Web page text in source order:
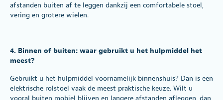
afstanden buiten af te leggen dankzij een comfortabele stoel,
vering en grotere wielen.
4. Binnen of buiten: waar gebruikt u het hulpmiddel het
meest?
Gebruikt u het hulpmiddel voornamelijk binnenshuis? Dan is een
elektrische rolstoel vaak de meest praktische keuze. Wilt u
vooral buiten mobiel blijven en langere afstanden afleggen, dan